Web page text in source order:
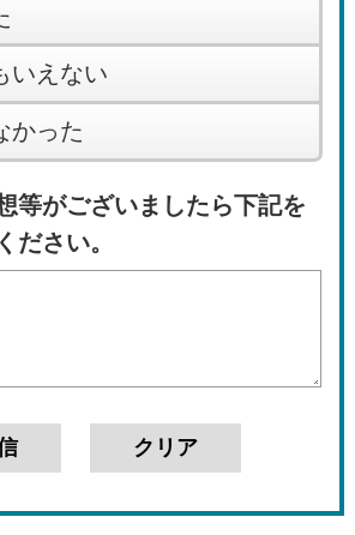
いえない
かった
等がございましたら下記を
ださい。